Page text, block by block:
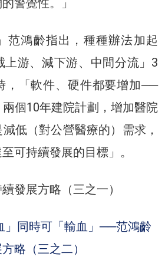
警覺性。」
范鴻齡指出，種種辦法加起
上游、減下游、中間分流」3
，「軟件、硬件都要增加──
個10年建院計劃，增加醫院
低（對公營醫療的）需求，
可持續發展的目標」。
發展方略（三之一）
」同時可「輸血」──范鴻齡
略（三之二）